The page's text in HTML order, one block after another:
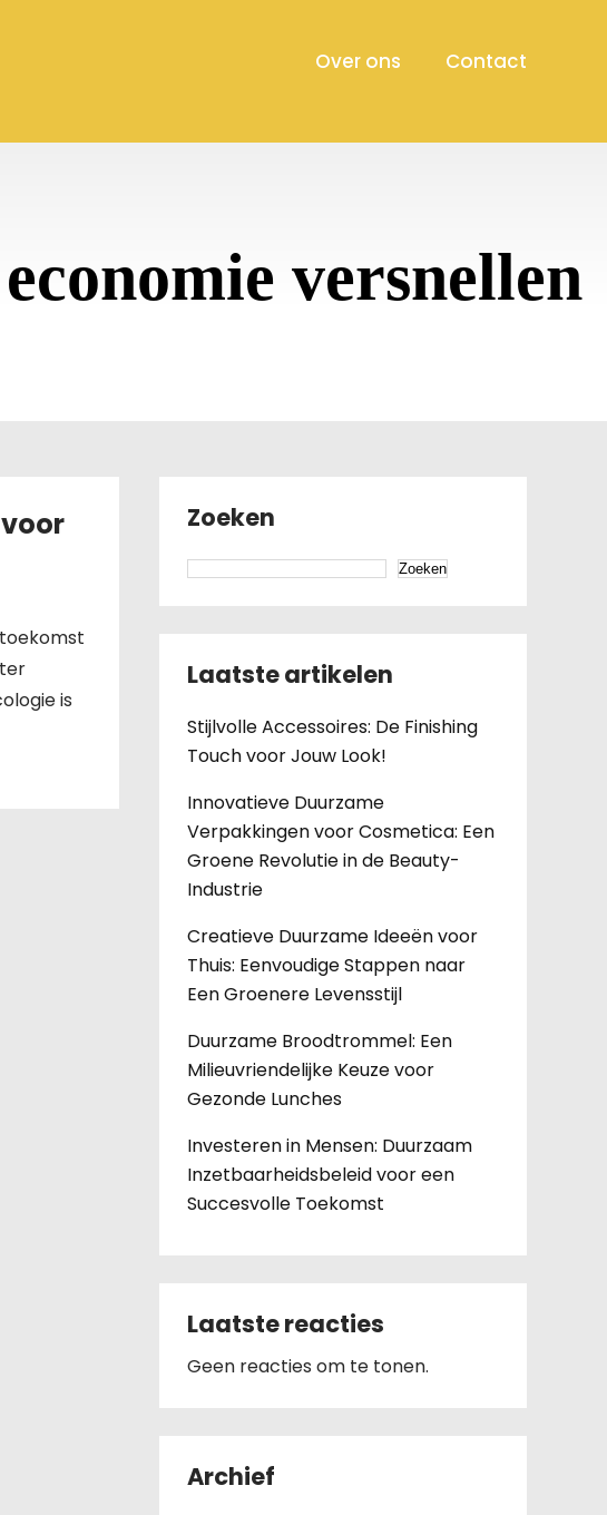
Over ons Contact
versnellen
is
Zoeken
Zoeken
Laatste artikelen
Stijlvolle Accessoires: De Finishing
Touch voor Jouw Look!
Innovatieve Duurzame
Verpakkingen voor Cosmetica: Een
Groene Revolutie in de Beauty-
Industrie
Creatieve Duurzame Ideeën voor
Thuis: Eenvoudige Stappen naar
Een Groenere Levensstijl
Duurzame Broodtrommel: Een
Milieuvriendelijke Keuze voor
Gezonde Lunches
Investeren in Mensen: Duurzaam
Inzetbaarheidsbeleid voor een
Succesvolle Toekomst
Laatste reacties
Geen reacties om te tonen.
Archief